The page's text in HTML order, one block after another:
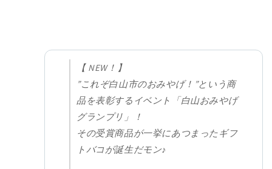
【 NEW！】
”これぞ白山市のおみやげ！”という商
品を表彰するイベント「白山おみやげ
グランプリ」！
その受賞商品が一挙にあつまったギフ
トバコが誕生だモン♪